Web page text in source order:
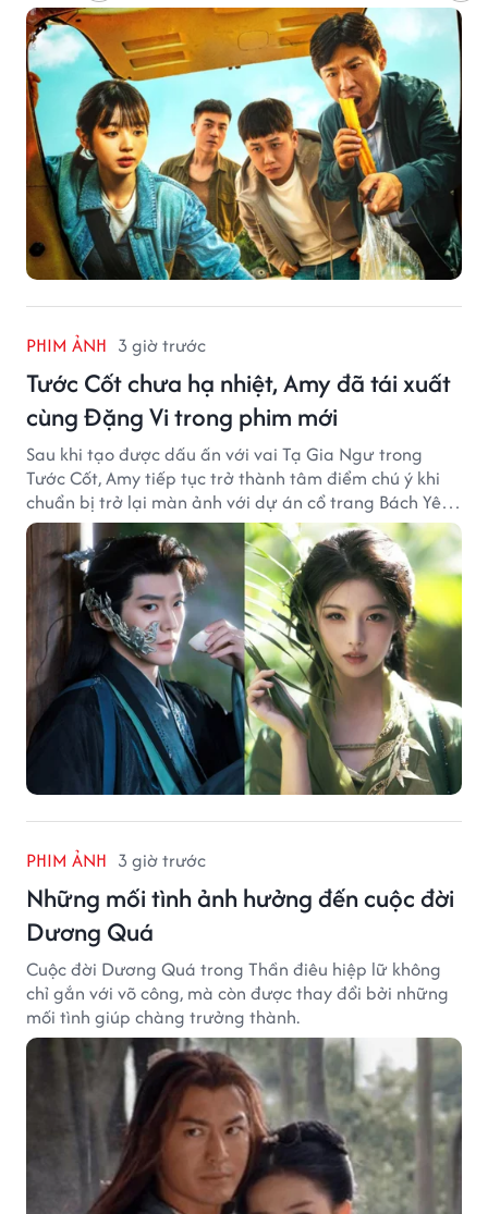
PHIM ẢNH 3 giờ trước
Tước Cốt chưa hạ nhiệt, Amy đã tái xuất
cùng Đặng Vi trong phim mới
Sau khi tạo được dấu ấn với vai Tạ Gia Ngư trong
Tước Cốt, Amy tiếp tục trở thành tâm điểm chú ý khi
chuẩn bị trở lại màn ảnh với dự án cổ trang Bách Yêu
Phổ.
PHIM ẢNH 3 giờ trước
Những mối tình ảnh hưởng đến cuộc đời
Dương Quá
Cuộc đời Dương Quá trong Thần điêu hiệp lữ không
chỉ gắn với võ công, mà còn được thay đổi bởi những
mối tình giúp chàng trưởng thành.